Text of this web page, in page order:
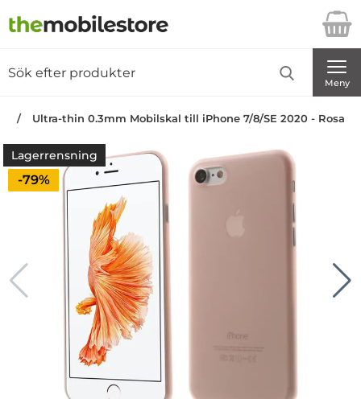
Startsidan för Danira Telecom AB
Meny
Ultra-thin 0.3mm Mobilskal till iPhone 7/8/SE 2020 - Rosa
Lagerrensning
Priset är nedsatt med
-79%